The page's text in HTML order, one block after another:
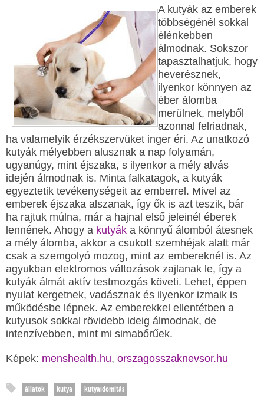
A kutyák az emberek
többségénél sokkal
élénkebben
álmodnak. Sokszor
tapasztalhatjuk, hogy
heverésznek,
ilyenkor könnyen az
éber álomba
merülnek, melyből
azonnal felriadnak,
ha valamelyik érzékszervüket inger éri. Az unatkozó
kutyák mélyebben alusznak a nap folyamán,
ugyanúgy, mint éjszaka, s ilyenkor a mély alvás
idején álmodnak is. Minta falkatagok, a kutyák
egyeztetik tevékenységeit az emberrel. Mivel az
emberek éjszaka alszanak, így ők is azt teszik, bár
ha rajtuk múlna, már a hajnal első jeleinél éberek
lennének. Ahogy a kutyák a könnyű álomból átesnek
a mély álomba, akkor a csukott szemhéjak alatt már
csak a szemgolyó mozog, mint az embereknél is. Az
agyukban elektromos változások zajlanak le, így a
kutyák álmát aktív testmozgás követi. Lehet, éppen
nyulat kergetnek, vadásznak és ilyenkor izmaik is
működésbe lépnek. Az emberekkel ellentétben a
kutyusok sokkal rövidebb ideig álmodnak, de
intenzívebben, mint mi simabőrűek.
Képek: menshealth.hu, orszagosszaknevsor.hu
állatok kutya kutyaidomítás